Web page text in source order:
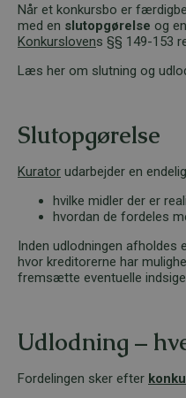
Når et konkursbo er
med en slutopgørelse og en
Konkurslovens §§ 149-153
Læs her om slutning og
Slutopgørelse
Kurator udarbejder en
hvilke midler der er
hvordan de fordeles
Inden udlodningen afholdes
hvor kreditorerne har
fremsætte eventuelle
Udlodning –
Fordelingen sker efter